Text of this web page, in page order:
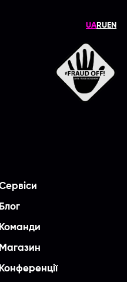
UARUEN
Блог
Команди
Магазин
Конференції